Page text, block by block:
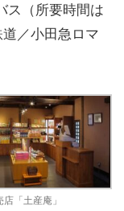
ス（所要時間は
／小田急ロマ
店「土産庵」